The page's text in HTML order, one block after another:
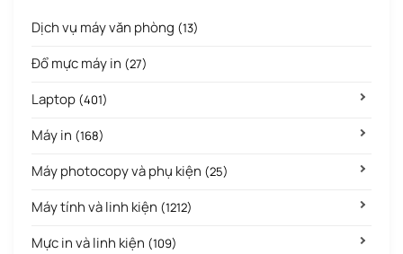
Dịch vụ máy văn phòng (13)
Đổ mực máy in (27)
Laptop (401)
Máy in (168)
Máy photocopy và phụ kiện (25)
Máy tính và linh kiện (1212)
Mực in và linh kiện (109)